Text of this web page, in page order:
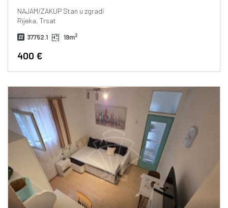
NAJAM/ZAKUPStan u zgradi
Rijeka, Trsat
37752.1 19m2
400 €